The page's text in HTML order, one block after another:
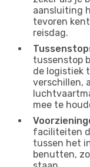
aansluiting
tevoren
reisdag.
tussenstop
de logistiek
verschillen,
mee te
faciliteiten
tussen het
benutten,